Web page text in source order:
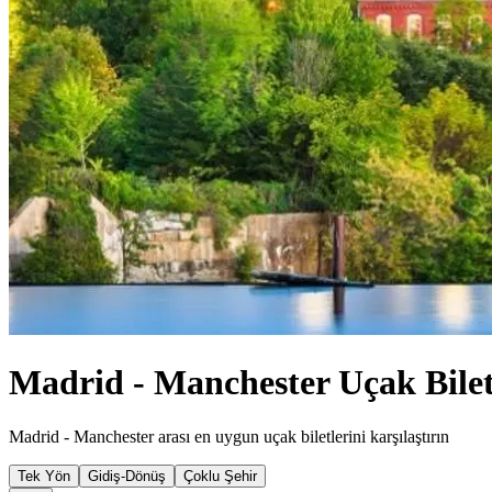
Madrid - Manchester Uçak
Madrid - Manchester arası en uygun uçak biletlerini karşılaştırın
Tek Yön Gidiş-Dönüş Çoklu Şehir